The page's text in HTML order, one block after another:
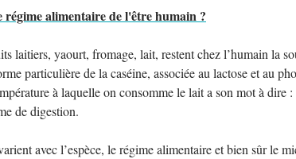
régime alimentaire de l'être humain ?
laitiers, yaourt, fromage, lait, restent chez l’humain la
particulière de la caséine, associée au lactose et au
à laquelle on consomme le lait a son mot à dire
de digestion.
avec l’espèce, le régime alimentaire et bien sûr le